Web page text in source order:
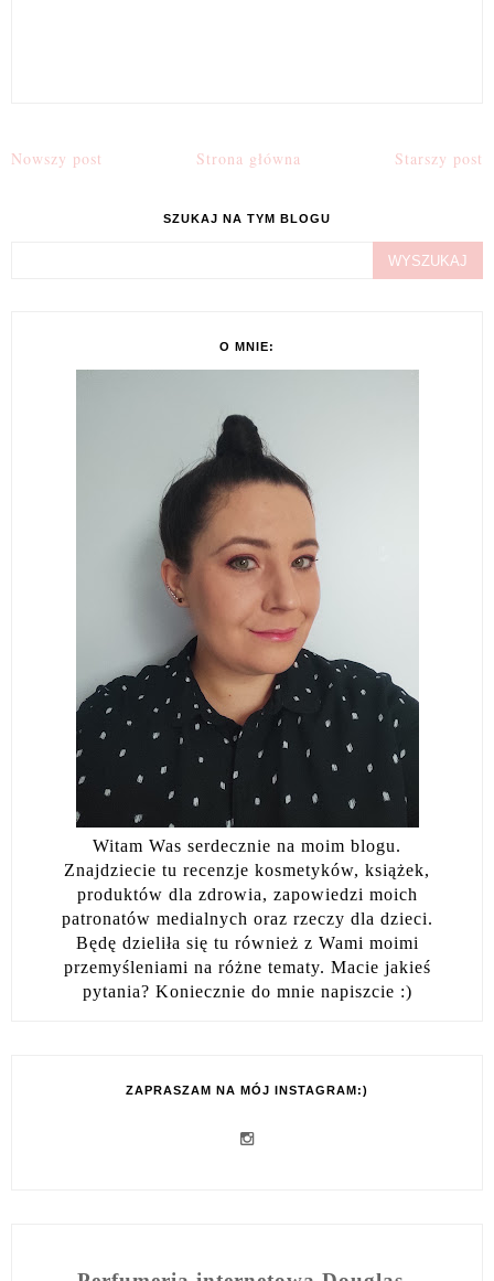
Nowszy post Starszy post
Strona główna
SZUKAJ NA TYM BLOGU
O MNIE:
Witam Was serdecznie na moim blogu.
Znajdziecie tu recenzje kosmetyków, książek,
produktów dla zdrowia, zapowiedzi moich
patronatów medialnych oraz rzeczy dla dzieci.
Będę dzieliła się tu również z Wami moimi
przemyśleniami na różne tematy. Macie jakieś
pytania? Koniecznie do mnie napiszcie :)
ZAPRASZAM NA MÓJ INSTAGRAM:)